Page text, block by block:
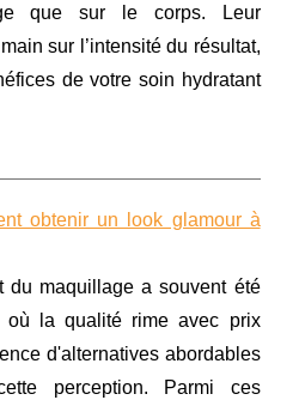
que sur le corps. Leur
sur l’intensité du résultat,
de votre soin hydratant
obtenir un look glamour à
du maquillage a souvent été
où la qualité rime avec prix
d'alternatives abordables
perception. Parmi ces